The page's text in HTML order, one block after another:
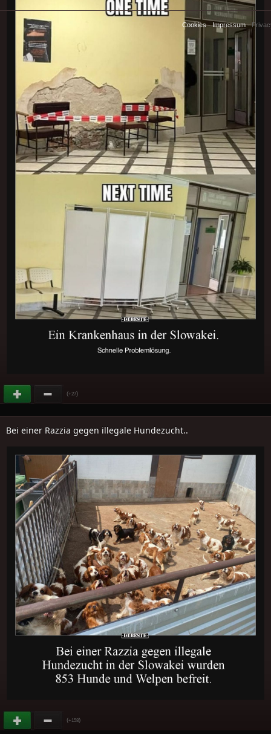
(+27)
Bei einer Razzia gegen illegale Hundezucht..
(+158)
Cookies-Impressum-